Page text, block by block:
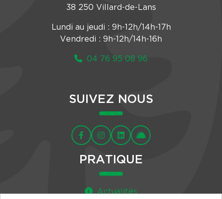
38 250 Villard-de-Lans
Lundi au jeudi : 9h-12h/14h-17h
Vendredi : 9h-12h/14h-16h
04 76 95 08 96
SUIVEZ NOUS
PRATIQUE
Actualités